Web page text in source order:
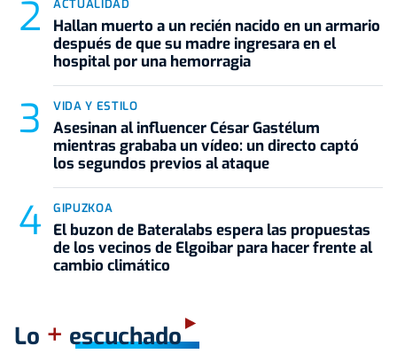
ACTUALIDAD
Hallan muerto a un recién nacido en un armario
después de que su madre ingresara en el
hospital por una hemorragia
VIDA Y ESTILO
Asesinan al influencer César Gastélum
mientras grababa un vídeo: un directo captó
los segundos previos al ataque
GIPUZKOA
El buzon de Bateralabs espera las propuestas
de los vecinos de Elgoibar para hacer frente al
cambio climático
Lo + escuchado